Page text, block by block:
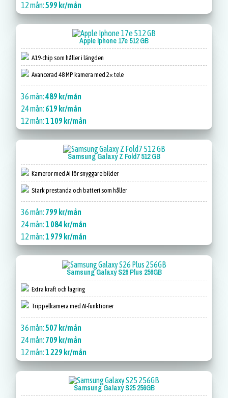
12 mån:599 kr/mån
Apple Iphone 17e 512 GB
A19-chip som håller i längden
Avancerad 48 MP kamera med 2× tele
36 mån:489 kr/mån
24 mån: 619 kr/mån
12 mån:1 109 kr/mån
Samsung Galaxy Z Fold7 512 GB
Kameror med AI för snyggare bilder
Stark prestanda och batteri som håller
36 mån: 799 kr/mån
24 mån:1 084 kr/mån
12 mån:1 979 kr/mån
Samsung Galaxy S26 Plus 256GB
Extra kraft och lagring
Trippelkamera med AI-funktioner
36 mån:507 kr/mån
24 mån: 709 kr/mån
12 mån:1 229 kr/mån
Samsung Galaxy S25 256GB